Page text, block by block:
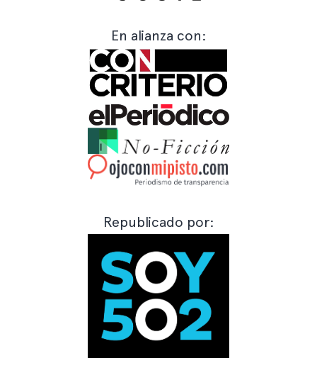
En alianza con:
Republicado por: